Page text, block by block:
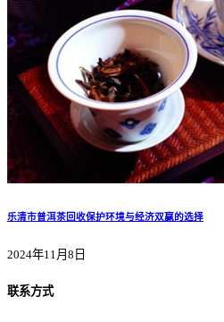
乐清市普洱茶回收保护环境与经济双赢的选择
2024年11月8日
联系方式